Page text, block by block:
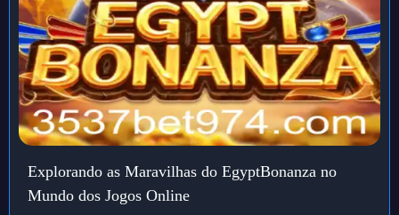
Explorando as Maravilhas do EgyptBonanza no
Mundo dos Jogos Online